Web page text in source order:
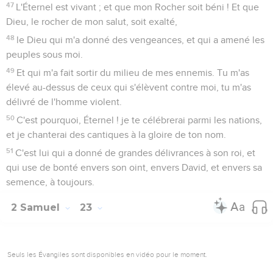
47 L'Éternel est vivant ; et que mon Rocher soit béni ! Et que
Dieu, le rocher de mon salut, soit exalté,
48 le Dieu qui m'a donné des vengeances, et qui a amené les
peuples sous moi.
49 Et qui m'a fait sortir du milieu de mes ennemis. Tu m'as
élevé au-dessus de ceux qui s'élèvent contre moi, tu m'as
délivré de l'homme violent.
50 C'est pourquoi, Éternel ! je te célébrerai parmi les nations,
et je chanterai des cantiques à la gloire de ton nom.
51 C'est lui qui a donné de grandes délivrances à son roi, et
qui use de bonté envers son oint, envers David, et envers sa
semence, à toujours.
2 Samuel 23
Seuls les Évangiles sont disponibles en vidéo pour le moment.